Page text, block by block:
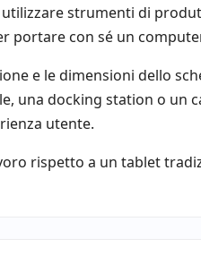
strumenti di
portare con sé un
e le dimensioni dello
una docking station o un
utente.
rispetto a un tablet